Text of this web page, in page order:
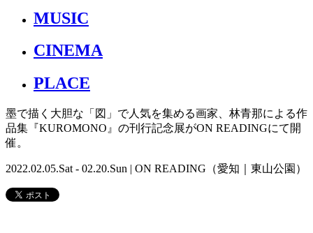
MUSIC
CINEMA
PLACE
墨で描く大胆な「図」で人気を集める画家、林青那による作
品集『KUROMONO』の刊行記念展がON READINGにて開
催。
2022.02.05.Sat - 02.20.Sun | ON READING（愛知｜東山公園）